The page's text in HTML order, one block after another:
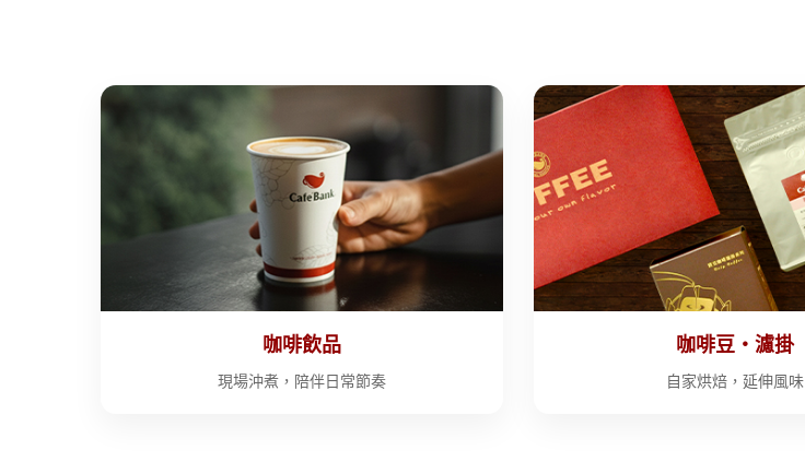
咖啡飲品
現場沖煮，陪伴日常節奏
咖啡豆・濾掛
自家烘焙，延伸風味